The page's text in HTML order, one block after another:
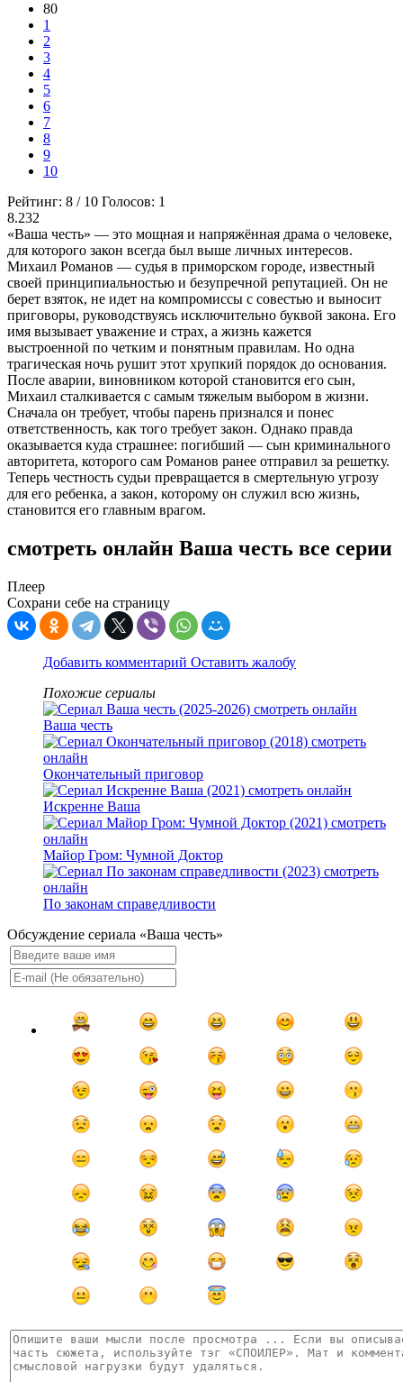
80
1
2
3
4
5
6
7
8
9
10
Рейтинг: 8 / 10 Голосов: 1
8.232
«Ваша честь» — это мощная и напряжённая драма о человеке,
для которого закон всегда был выше личных интересов.
Михаил Романов — судья в приморском городе, известный
своей принципиальностью и безупречной репутацией. Он не
берет взяток, не идет на компромиссы с совестью и выносит
приговоры, руководствуясь исключительно буквой закона. Его
имя вызывает уважение и страх, а жизнь кажется
выстроенной по четким и понятным правилам. Но одна
трагическая ночь рушит этот хрупкий порядок до основания.
После аварии, виновником которой становится его сын,
Михаил сталкивается с самым тяжелым выбором в жизни.
Сначала он требует, чтобы парень признался и понес
ответственность, как того требует закон. Однако правда
оказывается куда страшнее: погибший — сын криминального
авторитета, которого сам Романов ранее отправил за решетку.
Теперь честность судьи превращается в смертельную угрозу
для его ребенка, а закон, которому он служил всю жизнь,
становится его главным врагом.
смотреть онлайн Ваша честь все серии
Плеер
Сохрани себе на страницу
Добавить комментарий Оставить жалобу
Похожие сериалы
Ваша честь
Окончательный приговор
Искренне Ваша
Майор Гром: Чумной Доктор
По законам справедливости
Обсуждение сериала «Ваша честь»